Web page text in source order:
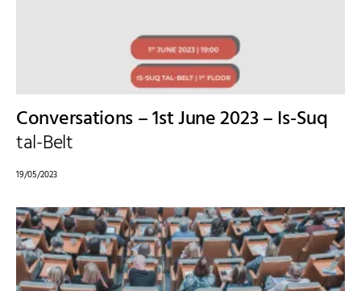
Conversations – 1st June 2023 – Is-Suq
tal-Belt
19/05/2023